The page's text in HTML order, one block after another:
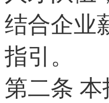
结合企业
指引。
第二条 本